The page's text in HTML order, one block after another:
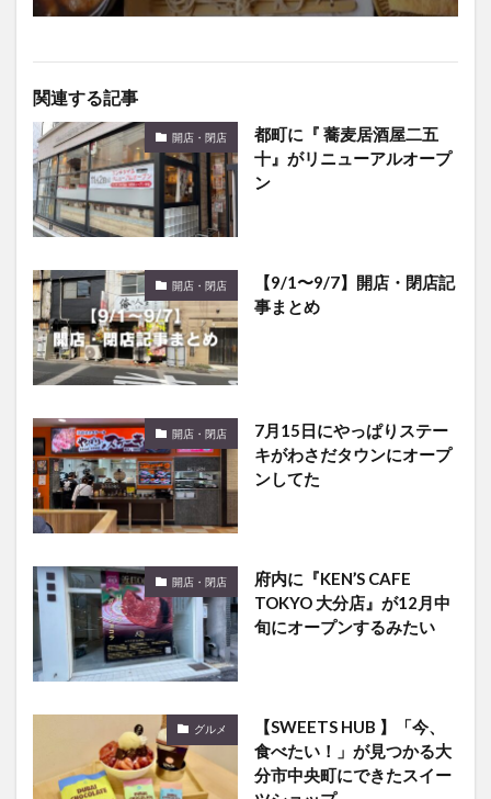
関連する記事
開店・閉店
都町に『 蕎麦居酒屋二五
十』がリニューアルオープ
ン
開店・閉店
【9/1〜9/7】開店・閉店記
事まとめ
開店・閉店
7月15日にやっぱりステー
キがわさだタウンにオープ
ンしてた
開店・閉店
府内に『KEN’S CAFE
TOKYO 大分店』が12月中
旬にオープンするみたい
グルメ
【SWEETS HUB 】「今、
食べたい！」が見つかる大
分市中央町にできたスイー